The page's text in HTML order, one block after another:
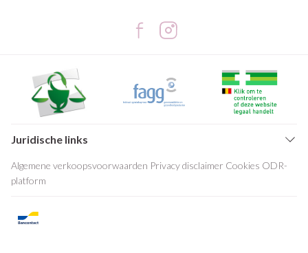
Juridische links
Algemene verkoopsvoorwaarden Privacy disclaimer Cookies ODR-
platform